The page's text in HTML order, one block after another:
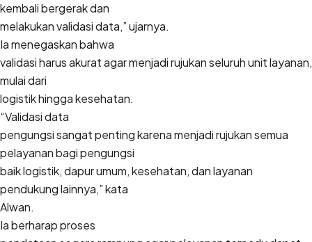
kembali bergerak dan
melakukan validasi data,” ujarnya.
Ia menegaskan bahwa
validasi harus akurat agar menjadi rujukan seluruh unit layanan,
mulai dari
logistik hingga kesehatan.
“Validasi data
pengungsi sangat penting karena menjadi rujukan semua
pelayanan bagi pengungsi
baik logistik, dapur umum, kesehatan, dan layanan
pendukung lainnya,” kata
Alwan.
Ia berharap proses